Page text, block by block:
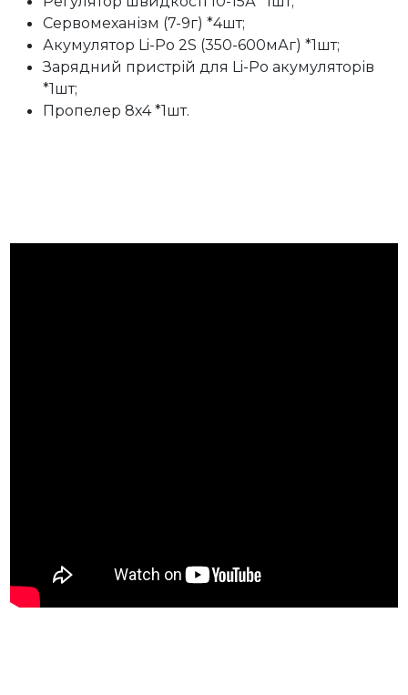
Сервомеханізм (7-9г) *4шт;
Акумулятор Li-Po 2S (350-600мАг) *1шт;
Зарядний пристрій для Li-Po акумуляторів
*1шт;
Пропелер 8х4 *1шт.